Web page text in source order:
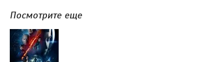
Посмотрите еще